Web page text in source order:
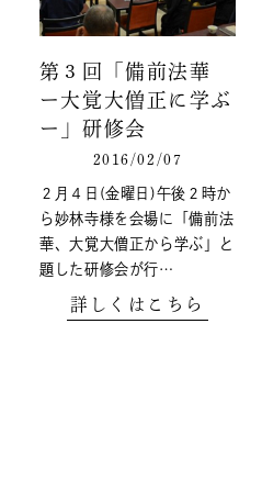
第３回「備前法華
ー大覚大僧正に学ぶ
ー」研修会
2016/02/07
２月４日(金曜日)午後２時か
ら妙林寺様を会場に「備前法
華、大覚大僧正から学ぶ」と
題した研修会が行…
詳しくはこちら